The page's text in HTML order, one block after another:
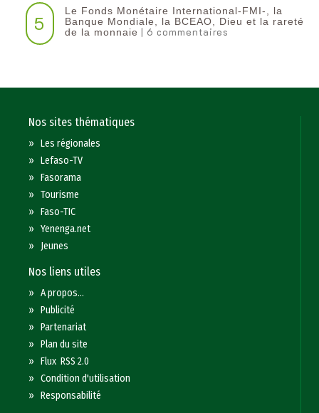
5
Le Fonds Monétaire International-FMI-, la
Banque Mondiale, la BCEAO, Dieu et la rareté
de la monnaie | 6 commentaires
Nos sites thématiques
»Les régionales
»Lefaso-TV
»Fasorama
»Tourisme
»Faso-TIC
»Yenenga.net
» Jeunes
Nos liens utiles
»A propos...
»Publicité
»Partenariat
»Plan du site
»Flux RSS 2.0
»Condition d'utilisation
»Responsabilité